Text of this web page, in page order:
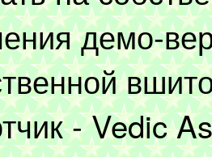
демо-
- Vedic